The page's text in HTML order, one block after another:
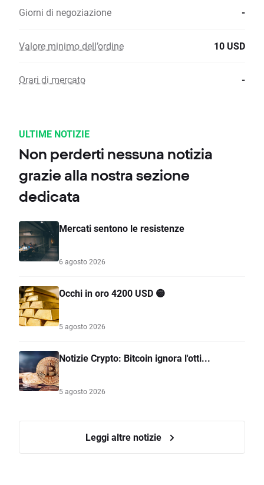
Giorni di negoziazione -
Valore minimo dell’ordine 10 USD
Orari di mercato -
ULTIME NOTIZIE
Non perderti nessuna notizia
grazie alla nostra sezione
dedicata
Mercati sentono le resistenze
6 agosto 2026
Occhi in oro 4200 USD 🟡
5 agosto 2026
Notizie Crypto: Bitcoin ignora l'otti...
5 agosto 2026
Leggi altre notizie